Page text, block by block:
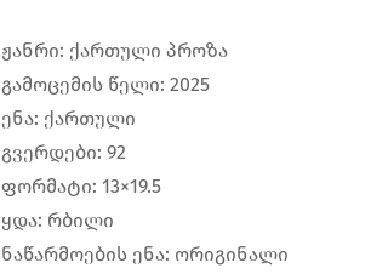
ჟანრი: ქართული პროზა
გამოცემის წელი: 2025
ენა: ქართული
გვერდები: 92
ფორმატი: 13×19.5
ყდა: რბილი
ნაწარმოების ენა: ორიგინალი